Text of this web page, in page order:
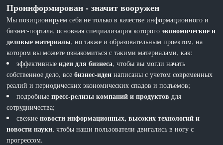
Проинформирован - значит вооружен
Мы позиционируем себя не только в качестве информационного и
бизнес-портала, основная специализация которогоэкономические и
деловые материалы, но также и образовательным проектом, на
котором вы можете ознакомиться с такими материалами, как:
эффективныеидеи для бизнеса, чтобы вы могли начать
собственное дело, всебизнес-идеи написаны с учетом современных
реалий и периодических экономических спадов и подъемов;
подробныепресс-релизы компаний и продуктов для
сотрудничества;
свежиеновости информационных, высоких технологий и
новости науки, чтобы наши пользователи двигались в ногу с
прогрессом.